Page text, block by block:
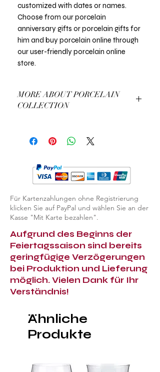
customized with dates or names.
Choose from our porcelain
anniversary gifts or porcelain gifts for
him and buy porcelain online through
our user-friendly porcelain online
store.
MORE ABOUT PORCELAIN
COLLECTION
Für Kartenzahlungen ohne Registrierung
klicken Sie auf PayPal und wählen Sie an der
Kasse "Mit Karte bezahlen".
Aufgrund des Beginns der
Feiertagssaison sind bereits
geringfügige Verzögerungen
bei Produktion und Lieferung
möglich. Vielen Dank für Ihr
Verständnis!
Ähnliche
Produkte